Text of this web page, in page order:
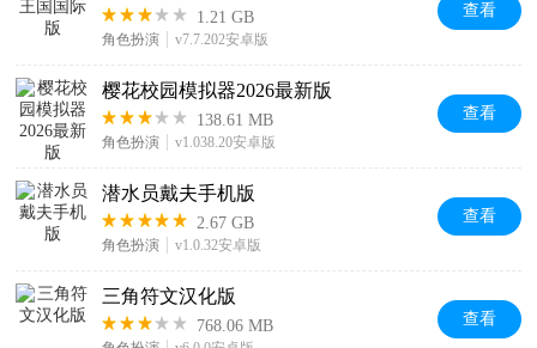
1.21 GB
角色扮演 v7.7.202安卓版
查看
樱花校园模拟器2026最新版
138.61 MB
角色扮演 v1.038.20安卓版
查看
潜水员戴夫手机版
2.67 GB
角色扮演 v1.0.32安卓版
查看
三角符文汉化版
768.06 MB 查看